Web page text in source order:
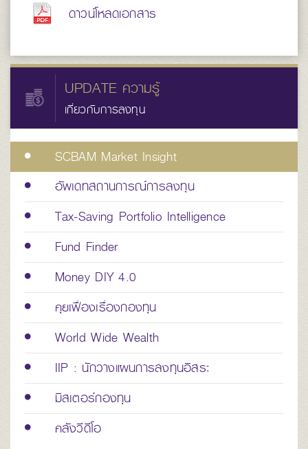
ดาวน์โหลดเอกสาร
UPDATE ความรู้
เกี่ยวกับการลงทุน
SCBAM Market Insight
อัพเดทสถานการณ์การลงทุน
Tax-Saving Portfolio Intelligence
Fund Finder
Money DIY 4.0
คุยเฟื่องเรื่องกองทุน
World Wide Wealth
IIP : นักวางแผนการลงทุนอิสระ
มิสเตอร์กองทุน
คลังวีดีโอ